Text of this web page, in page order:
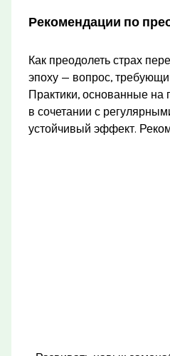
Рекомендации по
Как преодолеть страх
эпоху — вопрос,
Практики, основанные на
в сочетании с
устойчивый эффект.